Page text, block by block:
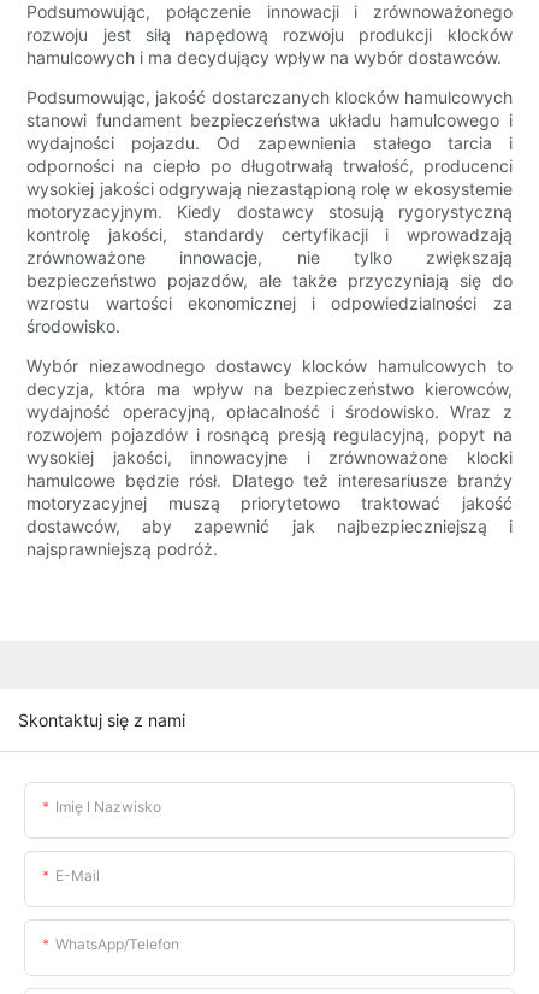
Podsumowując, połączenie innowacji i zrównoważonego
rozwoju jest siłą napędową rozwoju produkcji klocków
hamulcowych i ma decydujący wpływ na wybór dostawców.
Podsumowując, jakość dostarczanych klocków hamulcowych
stanowi fundament bezpieczeństwa układu hamulcowego i
wydajności pojazdu. Od zapewnienia stałego tarcia i
odporności na ciepło po długotrwałą trwałość, producenci
wysokiej jakości odgrywają niezastąpioną rolę w ekosystemie
motoryzacyjnym. Kiedy dostawcy stosują rygorystyczną
kontrolę jakości, standardy certyfikacji i wprowadzają
zrównoważone innowacje, nie tylko zwiększają
bezpieczeństwo pojazdów, ale także przyczyniają się do
wzrostu wartości ekonomicznej i odpowiedzialności za
środowisko.
Wybór niezawodnego dostawcy klocków hamulcowych to
decyzja, która ma wpływ na bezpieczeństwo kierowców,
wydajność operacyjną, opłacalność i środowisko. Wraz z
rozwojem pojazdów i rosnącą presją regulacyjną, popyt na
wysokiej jakości, innowacyjne i zrównoważone klocki
hamulcowe będzie rósł. Dlatego też interesariusze branży
motoryzacyjnej muszą priorytetowo traktować jakość
dostawców, aby zapewnić jak najbezpieczniejszą i
najsprawniejszą podróż.
Skontaktuj się z nami
Imię I Nazwisko
E-Mail
WhatsApp/telefon